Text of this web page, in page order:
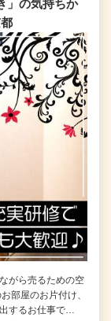
」の気持ちか
がら売るための空
部屋のお片付け、
するお仕事で…